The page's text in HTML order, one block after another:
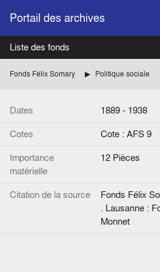
Portail des archives
Liste des fonds
Fonds Félix Somary Politique sociale
Dates
1889 - 1938
Cotes
Cote : AFS 9
Importance
matérielle
12 Pièces
Citation de la source
Fonds Félix
. Lausanne :
Monnet